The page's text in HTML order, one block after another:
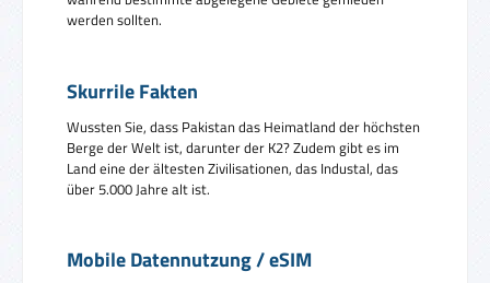
werden sollten.
Skurrile Fakten
Wussten Sie, dass Pakistan das Heimatland der höchsten
Berge der Welt ist, darunter der K2? Zudem gibt es im
Land eine der ältesten Zivilisationen, das Industal, das
über 5.000 Jahre alt ist.
Mobile Datennutzung / eSIM